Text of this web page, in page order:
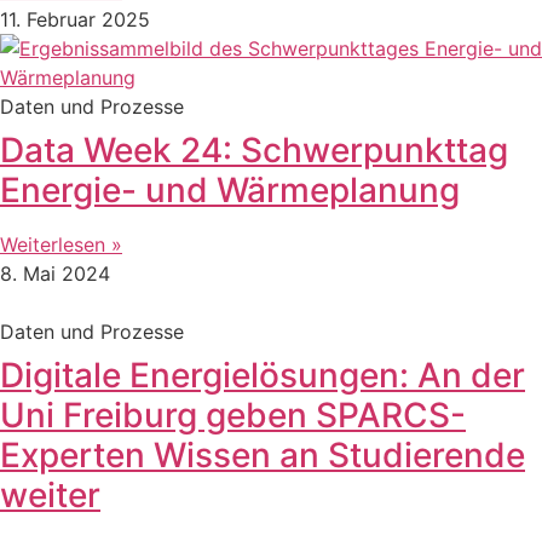
11. Februar 2025
Daten und Prozesse
Data Week 24: Schwerpunkttag
Energie- und Wärmeplanung
Weiterlesen »
8. Mai 2024
Daten und Prozesse
Digitale Energielösungen: An der
Uni Freiburg geben SPARCS-
Experten Wissen an Studierende
weiter